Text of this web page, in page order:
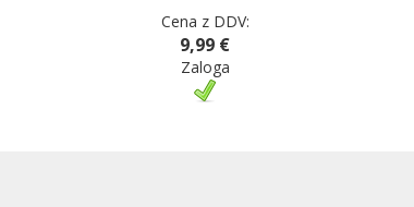
Cena z DDV:
9,99 €
Zaloga